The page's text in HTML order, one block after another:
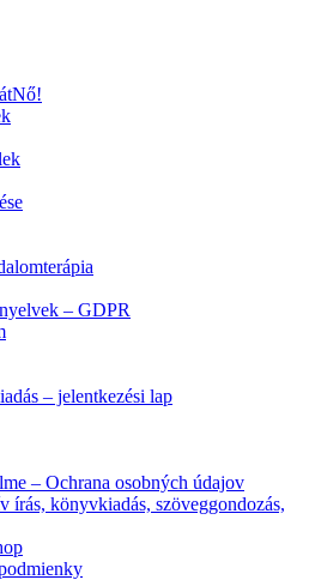
– GDPR
– jelentkezési lap
– Ochrana osobných údajov
írás, könyvkiadás, szöveggondozás,